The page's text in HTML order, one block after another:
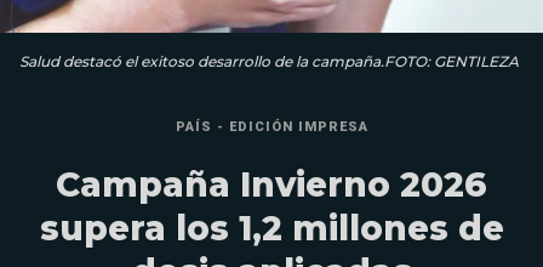
Salud destacó el exitoso desarrollo de la campaña.FOTO: GENTILEZA
PAÍS - EDICIÓN IMPRESA
Campaña Invierno 2026
supera los 1,2 millones de